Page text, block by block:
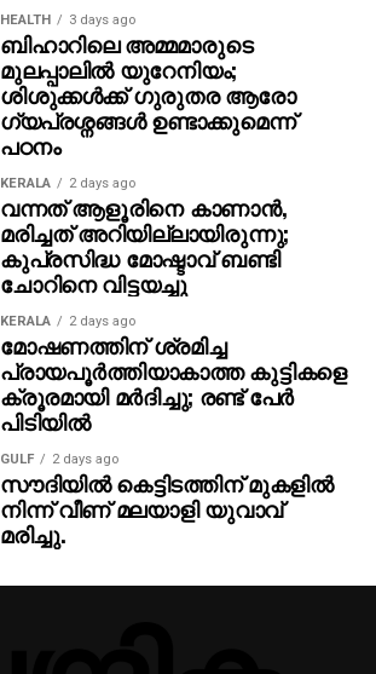
HEALTH 3 days ago
ബിഹാറിലെ അമ്മമാരുടെ
മുലപ്പാലിൽ യുറേനിയം;
ശിശുക്കൾക്ക് ​ഗുരുതര ആരോ​
ഗ്യപ്രശ്നങ്ങൾ ഉണ്ടാക്കുമെന്ന്
പഠനം
KERALA 2 days ago
വന്നത് ആളൂരിനെ കാണാന്‍,
മരിച്ചത് അറിയില്ലായിരുന്നു;
കുപ്രസിദ്ധ മോഷ്ടാവ് ബണ്ടി
ചോറിനെ വിട്ടയച്ചു
KERALA 2 days ago
മോഷണത്തിന് ശ്രമിച്ച
പ്രായപൂര്‍ത്തിയാകാത്ത കുട്ടികളെ
ക്രൂരമായി മര്‍ദിച്ചു; രണ്ട് പേര്‍
പിടിയില്‍
GULF 2 days ago
സൗദിയില്‍ കെട്ടിടത്തിന് മുകളില്‍
നിന്ന് വീണ് മലയാളി യുവാവ്
മരിച്ചു.